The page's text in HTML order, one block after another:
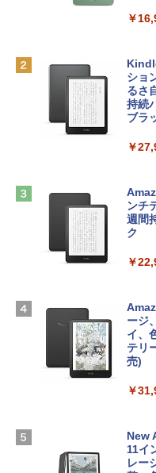
ンケ
book
13イ
スプ
TB
D -
【
ン
SSD
￥
FMV
Core
定バ
イン
ライ
￥
イン
ライ
￥
￥
ト):
￥
￥
非エ
めの
￥99
AIイ
￥480
FM
ェク
￥
ショ
るさ
持続
ブラ
￥
ンチ
週間
ク
￥
ージ
イ、
テリ
売)
￥
New
11イ
レー